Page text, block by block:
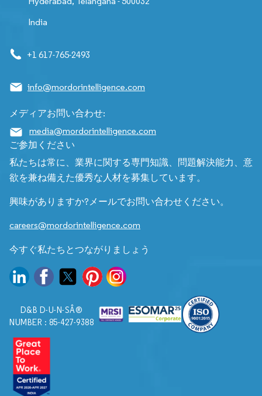
India
+1 617-765-2493
info@mordorintelligence.com
メディアお問い合わせ:
media@mordorintelligence.com
ご参加ください
私たちは常に、業界に関する専門知識、問題解決能力、意
欲を兼ね備えた優秀な人材を募集しています。
興味がありますか?メールでお問い合わせください。
careers@mordorintelligence.com
今すぐ私たちとつながりましょう
D&B D-U-N-SÂ®
NUMBER : 85-427-9388